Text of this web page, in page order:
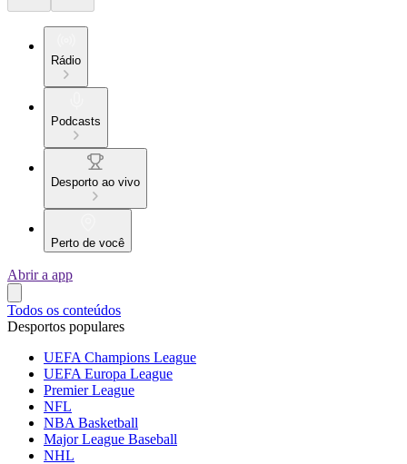
Rádio
Podcasts
Desporto ao vivo
Perto de você
Abrir a app
Todos os conteúdos
Desportos populares
UEFA Champions League
UEFA Europa League
Premier League
NFL
NBA Basketball
Major League Baseball
NHL